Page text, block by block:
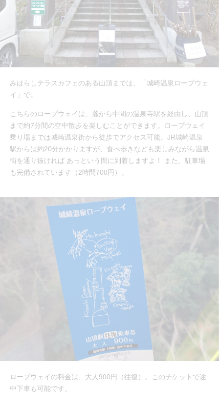
みはらしテラスカフェのある山頂までは、「城崎温泉ロープウェ
イ」で。
こちらのロープウェイは、麓から中間の温泉寺駅を経由し、山頂
まで約7分間の空中散歩を楽しむことができます。ロープウェイ
乗り場までは城崎温泉街から徒歩でアクセス可能。JR城崎温泉
駅からは約20分かかりますが、食べ歩きなども楽しみながら温泉
街を通り抜ければ あっという間に到着しますよ！ また、駐車場
も完備されています（2時間700円）。
ロープウェイの料金は、大人900円（往復）。このチケットで途
中下車も可能です。